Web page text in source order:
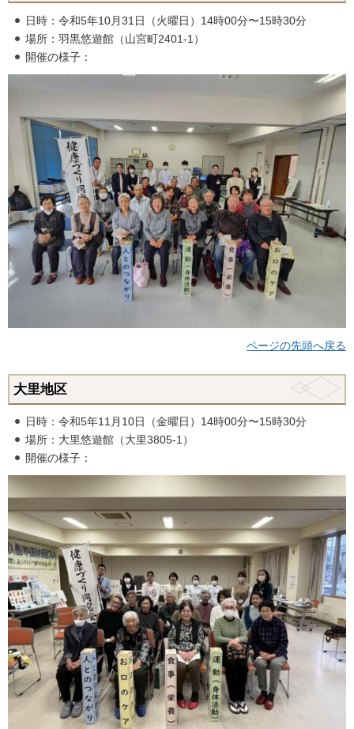
日時：令和5年10月31日（火曜日）14時00分〜15時30分
場所：羽黒悠遊館（山宮町2401-1）
開催の様子：
ページの先頭へ戻る
大里地区
日時：令和5年11月10日（金曜日）14時00分〜15時30分
場所：大里悠遊館（大里3805-1）
開催の様子：